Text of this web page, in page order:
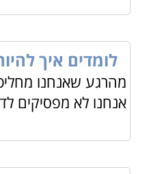
לומדים איך
מהרגע שאנחנו
אנחנו לא מפסיקים